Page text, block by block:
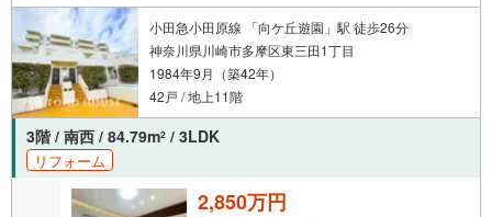
小田急小田原線 「向ケ丘遊園」駅 徒歩26分
神奈川県川崎市多摩区東三田1丁目
1984年9月（築42年）
42戸 / 地上11階
3階 / 南西 / 84.79m2 / 3LDK
リフォーム
2,850万円